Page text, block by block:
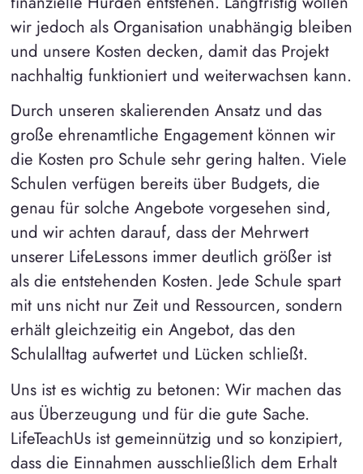
wir jedoch als Organisation unabhängig bleiben
und unsere Kosten decken, damit das Projekt
nachhaltig funktioniert und weiterwachsen kann.
Durch unseren skalierenden Ansatz und das
große ehrenamtliche Engagement können wir
die Kosten pro Schule sehr gering halten. Viele
Schulen verfügen bereits über Budgets, die
genau für solche Angebote vorgesehen sind,
und wir achten darauf, dass der Mehrwert
unserer LifeLessons immer deutlich größer ist
als die entstehenden Kosten. Jede Schule spart
mit uns nicht nur Zeit und Ressourcen, sondern
erhält gleichzeitig ein Angebot, das den
Schulalltag aufwertet und Lücken schließt.
Uns ist es wichtig zu betonen: Wir machen das
aus Überzeugung und für die gute Sache.
LifeTeachUs ist gemeinnützig und so konzipiert,
dass die Einnahmen ausschließlich dem Erhalt